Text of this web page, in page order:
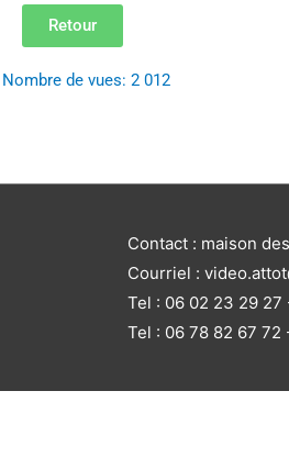
Retour
Nombre de vues: 2 012
Contact : maison
Courriel :
Tel : 06 02 23 29
Tel : 06 78 82 67